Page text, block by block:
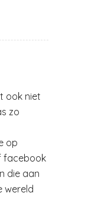
ook niet
zo
op
facebook
die aan
wereld